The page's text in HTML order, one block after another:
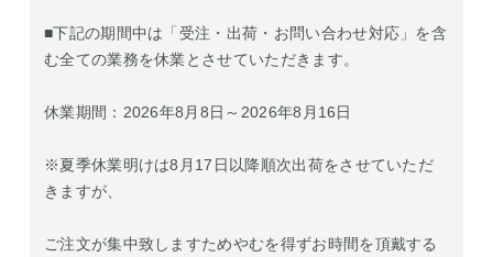
■下記の期間中は「受注・出荷・お問い合わせ対応」を含
む全ての業務を休業とさせていただきます。
休業期間：2026年8月8日～2026年8月16日
※夏季休業明けは8月17日以降順次出荷をさせていただ
きますが、
ご注文が集中致しますためやむを得ずお時間を頂戴する